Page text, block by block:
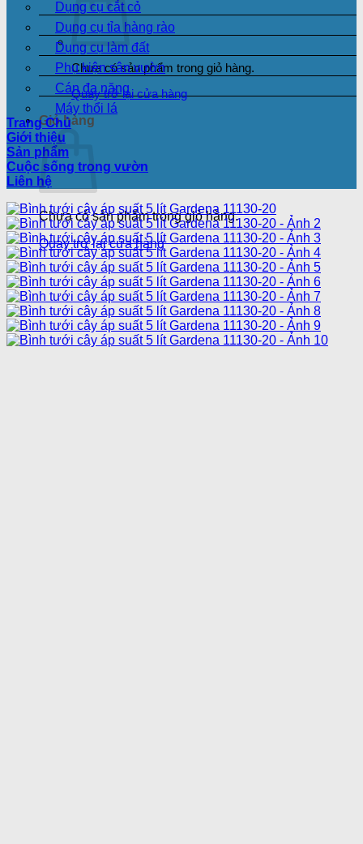
Chưa có sản phẩm trong giỏ hàng.
Quay trở lại cửa hàng
Giỏ hàng
Chưa có sản phẩm trong giỏ hàng.
Quay trở lại cửa hàng
Dụng cụ cắt cỏ
Dụng cụ tỉa hàng rào
Dụng cụ làm đất
Phụ kiện sân vườn
Cán đa năng
Máy thổi lá
Trang Chủ
Giới thiệu
Sản phẩm
Cuộc sống trong vườn
Liên hệ